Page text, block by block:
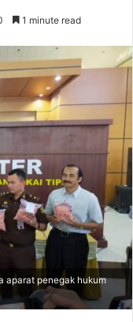
1 minute read
aparat penegak hukum